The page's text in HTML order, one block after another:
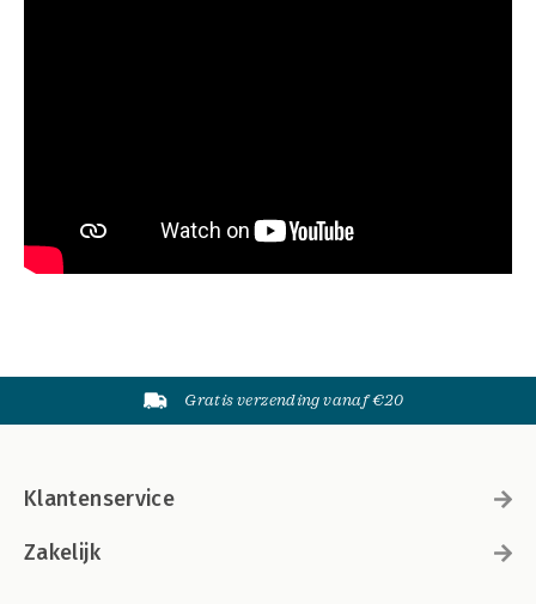
Gratis verzending vanaf €20
Klantenservice
Zakelijk